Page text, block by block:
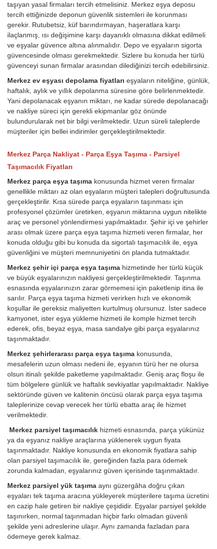
taşıyan yasal firmaları tercih etmelisiniz. Merkez eşya deposu
tercih ettiğinizde deponun güvenlik sistemleri ile korunması
gerekir. Rutubetsiz, küf barındırmayan, haşeratlara karşı
ilaçlanmış, ısı değişimine karşı dayanıklı olmasına dikkat edilmeli
ve eşyalar güvence altına alınmalıdır. Depo ve eşyaların sigorta
güvencesinde olması gerekmektedir. Sizlere bu konuda her türlü
güvenceyi sunan firmalar arasından dilediğinizi tercih edebilirsiniz.
Merkez ev eşyası depolama fiyatları eşyaların niteliğine, günlük,
haftalık, aylık ve yıllık depolanma süresine göre belirlenmektedir.
Yani depolanacak eşyanın miktarı, ne kadar sürede depolanacağı
ve nakliye süreci için gerekli ekipmanlar göz önünde
bulundurularak net bir bilgi verilmektedir. Uzun süreli taleplerde
müşteriler için bellei indirimler gerçekleştirilmektedir.
Merkez Parça Nakliyat - Parça Eşya Taşıma - Parsiyel
Taşımacılık Fiyatları
Merkez parça eşya taşıma konusunda hizmet veren firmalar
genellikle miktarı az olan eşyaların müşteri talepleri doğrultusunda
gerçekleştirilir. Kısa sürede parça eşyaların taşınması için
profesyonel çözümler üretirken, eşyanın miktarına uygun nitelikte
araç ve personel yönlendirmesi yapılmaktadır. Şehir içi ve şehirler
arası olmak üzere parça eşya taşıma hizmeti veren firmalar, her
konuda olduğu gibi bu konuda da sigortalı taşımacılık ile, eşya
güvenliğini ve müşteri memnuniyetini ön planda tutmaktadır.
Merkez şehir içi parça eşya taşıma hizmetinde her türlü küçük
ve büyük eşyalarınızın nakliyesi gerçekleştirilmektedir. Taşınma
esnasında eşyalarınızın zarar görmemesi için paketlenip itina ile
sarılır. Parça eşya taşıma hizmeti verirken hızlı ve ekonomik
koşullar ile gereksiz maliyetten kurtulmuş olursunuz. İster sadece
kamyonet, ister eşya yükleme hizmeti ile komple hizmet tercih
ederek, ofis, beyaz eşya, masa sandalye gibi parça eşyalarınız
taşınmaktadır.
Merkez şehirlerarası parça eşya taşıma konusunda,
mesafelerin uzun olması nedeni ile, eşyanın türü her ne olursa
olsun itinalı şekilde paketleme yapılmaktadır. Geniş araç floşu ile
tüm bölgelere günlük ve haftalık sevkiyatlar yapılmaktadır. Nakliye
sektöründe güven ve kalitenin öncüsü olarak parça eşya taşıma
taleplerinize cevap verecek her türlü ebatta araç ile hizmet
verilmektedir.
Merkez parsiyel taşımacılık hizmeti esnasında, parça yükünüz
ya da eşyanız nakliye araçlarına yüklenerek uygun fiyata
taşınmaktadır. Nakliye konusunda en ekonomik fiyatlara sahip
olan parsiyel taşımacılık ile, gereğinden fazla para ödemek
zorunda kalmadan, eşyalarınız güven içerisinde taşınmaktadır.
Merkez parsiyel yük taşıma aynı güzergâha doğru çıkan
eşyaları tek taşıma aracına yükleyerek müşterilere taşıma ücretini
en cazip hale getiren bir nakliye çeşididir. Eşyalar parsiyel şekilde
taşınırken, normal taşınmadan hiçbir farkı olmadan güvenli
şekilde yeni adreslerine ulaşır. Aynı zamanda fazladan para
ödemeye gerek kalmaz.